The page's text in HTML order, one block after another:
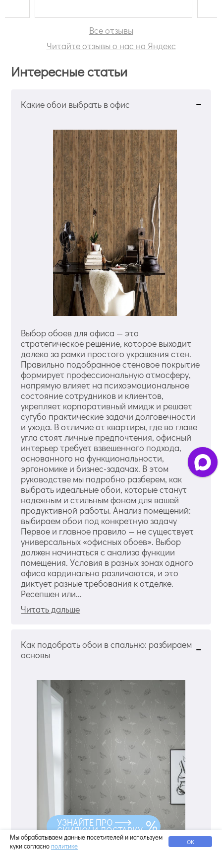
Все отзывы
Читайте отзывы о нас на Яндекс
Интересные статьи
Какие обои выбрать в офис
Выбор обоев для офиса — это
стратегическое решение, которое выходит
далеко за рамки простого украшения стен.
Правильно подобранное стеновое покрытие
формирует профессиональную атмосферу,
напрямую влияет на психоэмоциональное
состояние сотрудников и клиентов,
укрепляет корпоративный имидж и решает
сугубо практические задачи долговечности
и ухода. В отличие от квартиры, где во главе
угла стоят личные предпочтения, офисный
интерьер требует взвешенного подхода,
основанного на функциональности,
эргономике и бизнес-задачах. В этом
руководстве мы подробно разберем, как
выбрать идеальные обои, которые станут
надежным и стильным фоном для вашей
продуктивной работы. Анализ помещений:
выбираем обои под конкретную задачу
Первое и главное правило — не существует
универсальных «офисных обоев». Выбор
должен начинаться с анализа функции
помещения. Условия в разных зонах одного
офиса кардинально различаются, и это
диктует разные требования к отделке.
Ресепшен или...
Читать дальше
Как подобрать обои в спальню: разбираем
основы
Мы обрабатываем данные посетителей и используем
куки согласно политике ОК
УЗНАЙТЕ ПРО
СКИДКУ И ДОСТАВКУ